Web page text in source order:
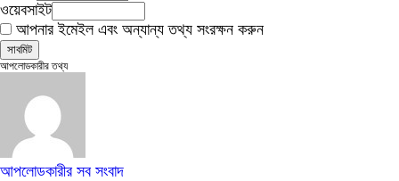
ওয়েবসাইট
আপনার ইমেইল এবং অন্যান্য তথ্য সংরক্ষন করুন
আপলোডকারীর তথ্য
আপলোডকারীর সব সংবাদ